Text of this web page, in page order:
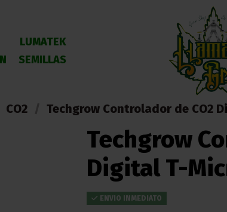
LUMATEK
SEMILLAS
CO2 Techgrow Controlador de CO2
Techgrow
Digital T-
ENVIO INMEDIATO